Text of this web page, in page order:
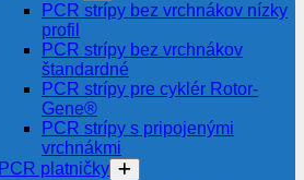
PCR strípy bez vrchnákov nízky
profil
PCR strípy bez vrchnákov
štandardné
PCR strípy pre cyklér Rotor-
Gene®
PCR strípy s pripojenými
vrchnákmi
PCR platničky